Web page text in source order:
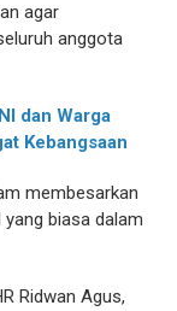
agar
anggota
dan Warga
Kebangsaan
membesarkan
biasa dalam
Ridwan Agus,